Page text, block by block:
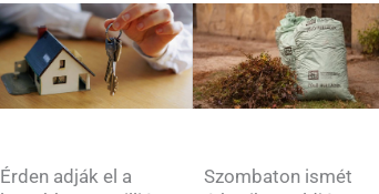
Érden adják el a
Szombaton ismét